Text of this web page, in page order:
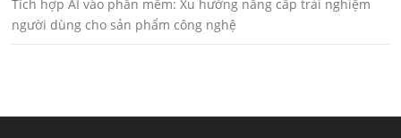
Tích hợp AI vào phần mềm: Xu hướng nâng cấp trải nghiệm
người dùng cho sản phẩm công nghệ